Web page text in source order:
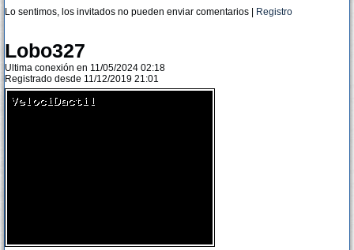
Lo sentimos, los invitados no pueden enviar comentarios | Registro
Lobo327
Ultima conexión en 11/05/2024 02:18
Registrado desde 11/12/2019 21:01